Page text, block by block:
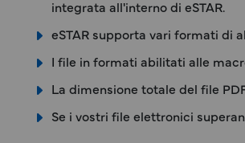
integrata all'interno di eSTAR.
eSTAR supporta vari formati di
I file in formati abilitati alle
La dimensione totale del file
Se i vostri file elettronici